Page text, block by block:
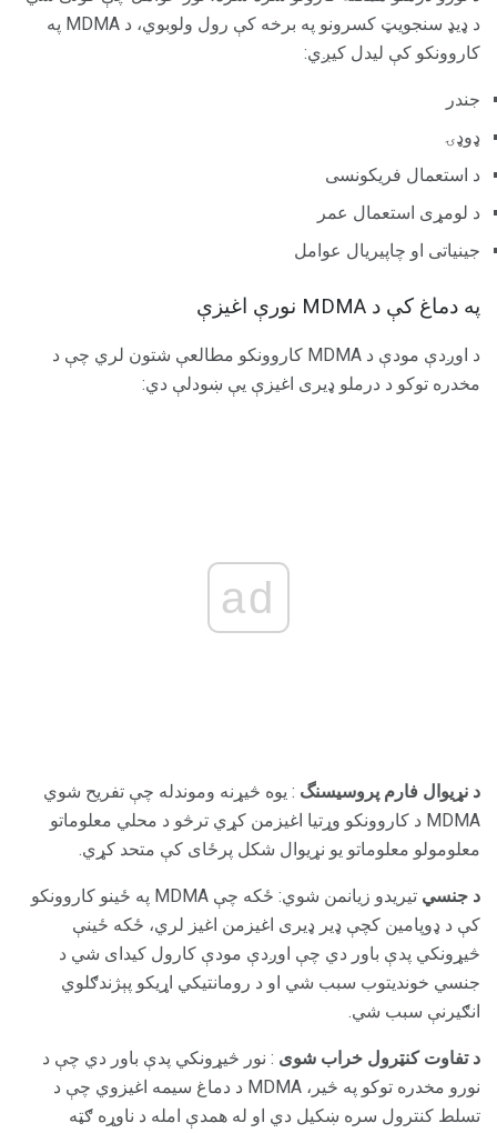
د ډیډ سنجویټ کسرونو په برخه کې رول ولوبوي، د MDMA په
کاروونکو کې لیدل کیږي:
جندر
ډوډۍ
د استعمال فریکونسی
د لومړی استعمال عمر
جینیاتی او چاپیریال عوامل
په دماغ کې د MDMA نورې اغیزې
د اوږدې مودې د MDMA کاروونکو مطالعې شتون لري چې د
مخدره توکو د درملو ډیری اغیزې یې ښودلې دي:
ad
د نړیوال فارم پروسیسنگ : یوه څیړنه وموندله چې تفریح ​​شوي
MDMA د کاروونکو وړتیا اغیزمن کړي ترڅو د محلي معلوماتو
معلومولو معلوماتو یو نړیوال شکل پرځای کې متحد کړي.
د جنسي
تیریدو زیانمن شوي: ځکه چې MDMA په ځینو کاروونکو
کې د ډوپامین کچې ډیر ډیری اغیزمن اغیز لري، ځکه ځینې
څیړونکي پدې باور دي چې اوږدې مودې کارول کیدای شي د
جنسي خوندیتوب سبب شي او د رومانتيکي اړیکو پېژندګلوي
انګیرنې سبب شي.
د تفاوت کنټرول خراب شوی : نور څیړونکي پدې باور دي چې د
نورو مخدره توکو په څیر، MDMA د دماغ سیمه اغیزوي چې د
تسلط کنترول سره ښکیل دي او له همدې امله د ناوړه ګټه